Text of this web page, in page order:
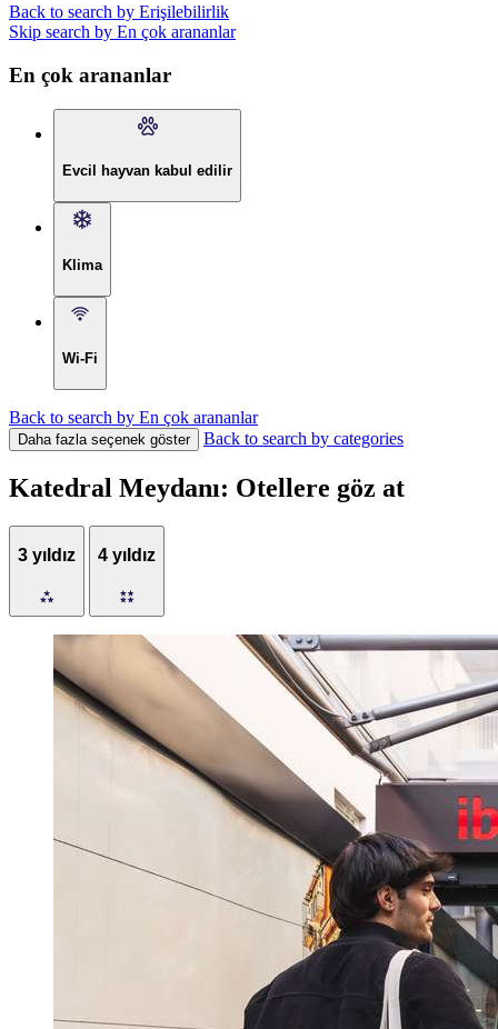
Back to search by Erişilebilirlik
Skip search by En çok arananlar
En çok arananlar
Evcil hayvan kabul edilir
Klima
Wi-Fi
Back to search by En çok arananlar
Daha fazla seçenek göster Back to search by categories
Katedral Meydanı: Otellere göz at
3 yıldız 4 yıldız